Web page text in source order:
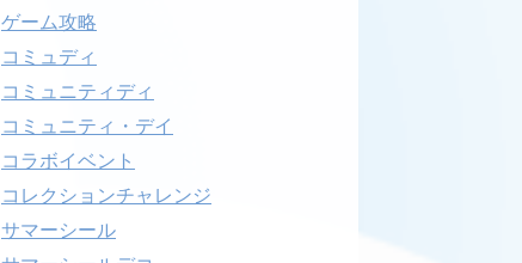
ゲーム攻略
コミュディ
コミュニティディ
コミュニティ・デイ
コラボイベント
コレクションチャレンジ
サマーシール